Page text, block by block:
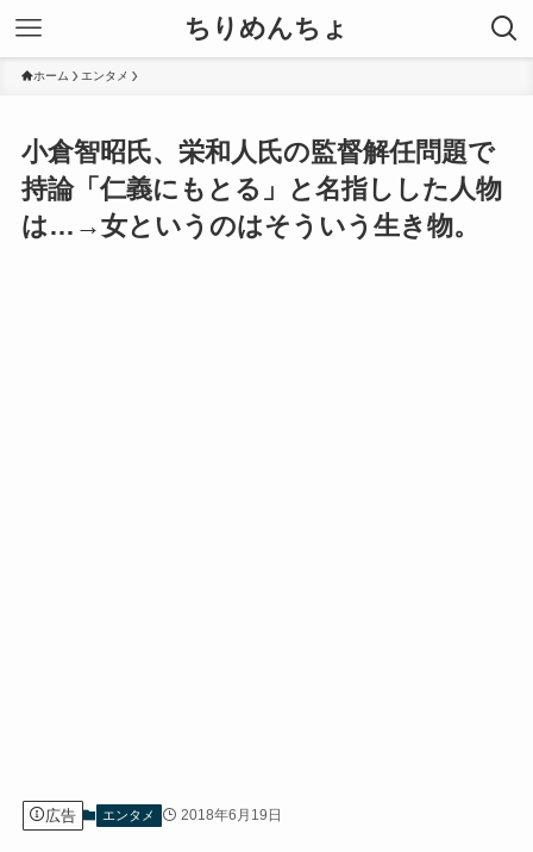
ちりめんちょ
ホーム エンタメ
小倉智昭氏、栄和人氏の監督解任問題で
持論「仁義にもとる」と名指しした人物
は…→女というのはそういう生き物。
広告 エンタメ 2018年6月19日